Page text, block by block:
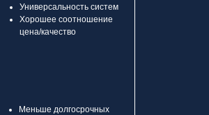
Меньше долгосрочных
Универсальность систем
Хорошее соотношение
цена/качество